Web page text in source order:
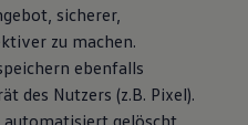
sicherer,
zu machen.
ebenfalls
des Nutzers (z.B. Pixel).
automatisiert gelöscht,